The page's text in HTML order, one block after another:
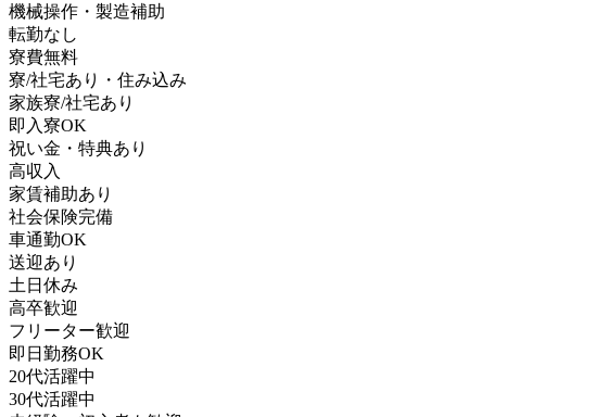
機械操作・製造補助
転勤なし
寮費無料
寮/社宅あり・住み込み
家族寮/社宅あり
即入寮OK
祝い金・特典あり
高収入
家賃補助あり
社会保険完備
車通勤OK
送迎あり
土日休み
高卒歓迎
フリーター歓迎
即日勤務OK
20代活躍中
30代活躍中